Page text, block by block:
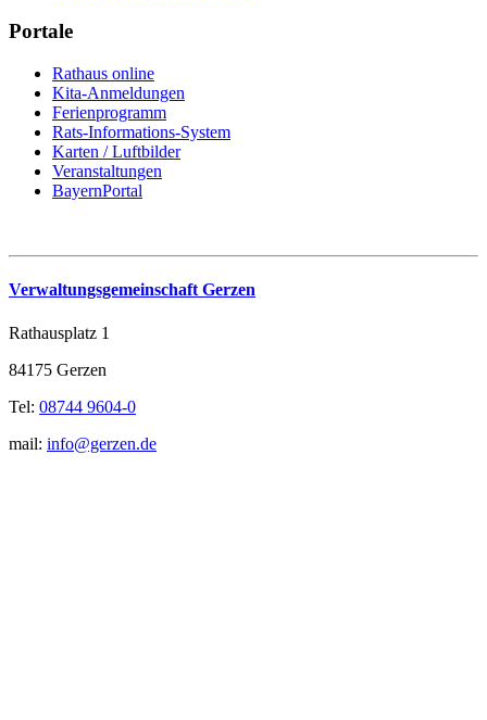
Portale
Rathaus online
Kita-Anmeldungen
Ferienprogramm
Rats-Informations-System
Karten / Luftbilder
Veranstaltungen
BayernPortal
Verwaltungsgemeinschaft Gerzen
Rathausplatz 1
84175 Gerzen
Tel: 08744 9604-0
mail: info@gerzen.de